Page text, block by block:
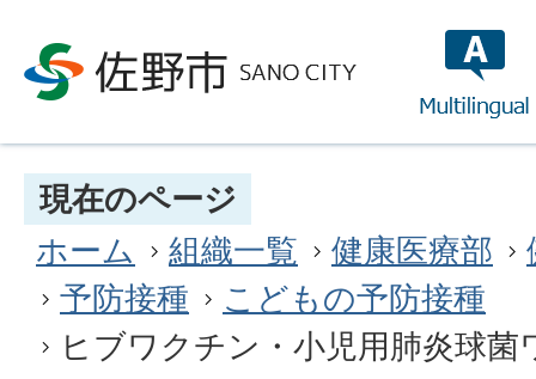
現在のページ
ホーム
組織一覧 健康医療部
予防接種
こどもの予防接種
ヒブワクチン・小児用肺炎球菌